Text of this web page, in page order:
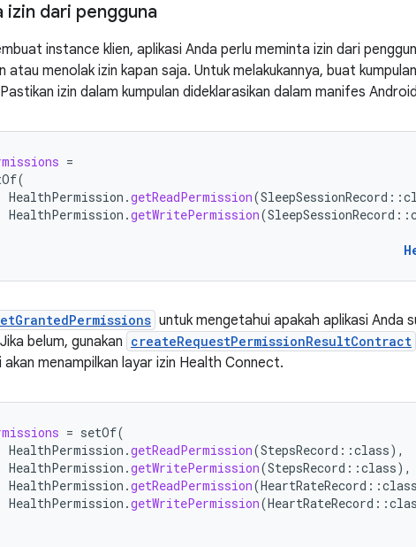
izin dari pengguna
instance klien, aplikasi Anda perlu meminta izin dari
atau menolak izin kapan saja. Untuk melakukannya, buat
izin dalam kumpulan dideklarasikan dalam manifes
=
(
HealthPermission .getReadPermission(SleepSessionRecord ::
HealthPermission .getWritePermission(SleepSessionRecord ::
untuk mengetahui apakah aplikasi Anda
belum, gunakan createRequestPermissionResultContract
akan menampilkan layar izin Health Connect.
= setOf(
HealthPermission .getReadPermission(StepsRecord ::class),
HealthPermission .getWritePermission(StepsRecord ::class),
HealthPermission .getReadPermission(HeartRateRecord ::class
HealthPermission .getWritePermission(HeartRateRecord ::